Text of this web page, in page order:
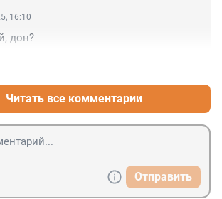
16:10
дон?
Читать все комментарии
Отправить